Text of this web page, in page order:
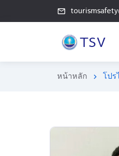
mail_outline
หน้าหลัก chevron_right โป